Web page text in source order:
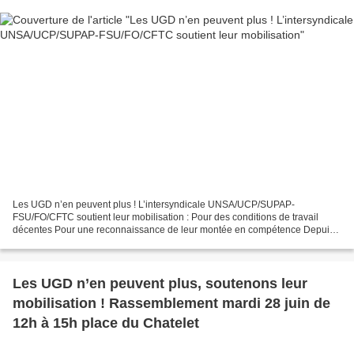
Les UGD n’en peuvent plus ! L’intersyndicale UNSA/UCP/SUPAP-
FSU/FO/CFTC soutient leur mobilisation : Pour des conditions de travail
décentes Pour une reconnaissance de leur montée en compétence Depuis
Les UGD n’en peuvent plus, soutenons leur
mobilisation ! Rassemblement mardi 28 juin de
12h à 15h place du Chatelet